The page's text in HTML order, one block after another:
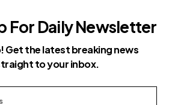
For Daily Newsletter
Get the latest breaking news
to your inbox.